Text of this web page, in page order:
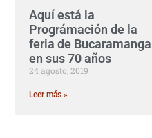
Aquí está la
Prográmación de la
feria de Bucaramanga
en sus 70 años
24 agosto, 2019
Leer más »